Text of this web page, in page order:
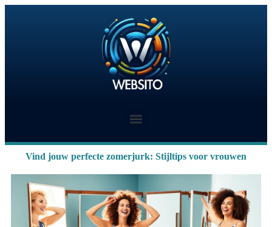
Vind jouw perfecte zomerjurk: Stijltips voor vrouwen